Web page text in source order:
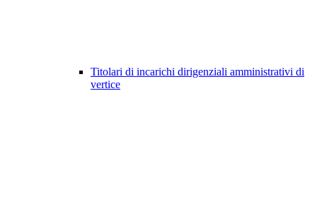
Titolari di incarichi dirigenziali amministrativi di
vertice